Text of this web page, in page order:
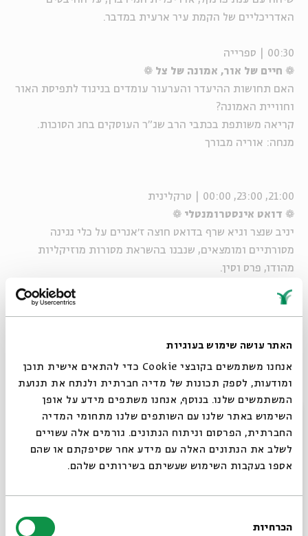
האתר עושה שימוש בעוגיות
אנחנו משתמשים בקובצי Cookie כדי להתאים אישית תוכן
ומודעות, לספק תכונות של מדיה חברתית ולנתח את תנועת
המשתמשים שלנו. בנוסף, אנחנו משתפים מידע על אופן
השימוש באתר שלנו עם השותפים שלנו מתחומי המדיה
החברתית, הפרסום וניתוח הנתונים. גורמים אלה עשויים
לשלב את הנתונים האלה עם מידע אחר שסיפקתם או שהם
אספו בעקבות השימוש שעשיתם בשירותים שלהם.
הסכמה
הכרחיות
האדריכליים של הקמת עיר ארעית במדבר.
00:30 | ספרייה
❁ חיים של אור, אמונה של צל ❁
האם תחושות ההיעדר והערעור עומדים בניגוד לתפיסת האור
וחוויית האמונה?
קריאה משותפת בכתבי הרב שג"ר העוסקים בחג הסוכות.
מנחה: אוריה מבורך
21:00, 23:00, 00:00 | טרקלינית
❁ דואט אינסטרומנטלי ❁
יניב שנצר וגיא שרף בדואט חוצה ז׳אנרים על כלי נגינה
מסורתיים ומומצאים, שנבנו בהשראת מסורות מוזיקליות
מהודו, פרס וסין.
21:00‒01:00 | טרקלינית
עמדה להכנת כדורי זרעים לשתילת חורף
00:00 | חצר
❁הקפות ביער ‒ טקס רדיופוני להורדת גשמים בהשתתפות
הקהל ❁
מסביב למעגל, בחצר בית אבי חי בירושלים, מתקיימת תוכנית
בפתיחת הלב, בשירה, בהקפת המעגל ובשלל משימות נוספות
סגור